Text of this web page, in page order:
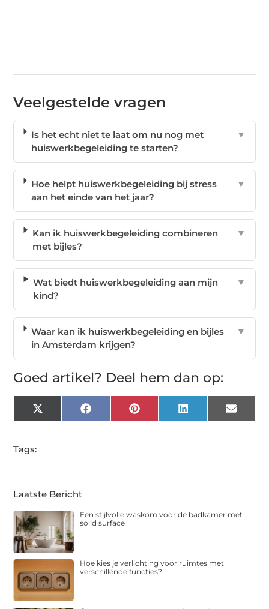
Veelgestelde vragen
Is het echt niet te laat om nu nog met
huiswerkbegeleiding te starten?
▼
Hoe helpt huiswerkbegeleiding bij stress
aan het einde van het jaar?
▼
Kan ik huiswerkbegeleiding combineren
met bijles?
▼
Wat biedt huiswerkbegeleiding aan mijn
kind?
▼
Waar kan ik huiswerkbegeleiding en bijles
in Amsterdam krijgen?
▼
Goed artikel? Deel hem dan op:
X
(Twitter)
FacebookPinterest LinkedIn Email
Tags:
Laatste Bericht
Een stijlvolle waskom voor de badkamer met
solid surface
Hoe kies je verlichting voor ruimtes met
verschillende functies?